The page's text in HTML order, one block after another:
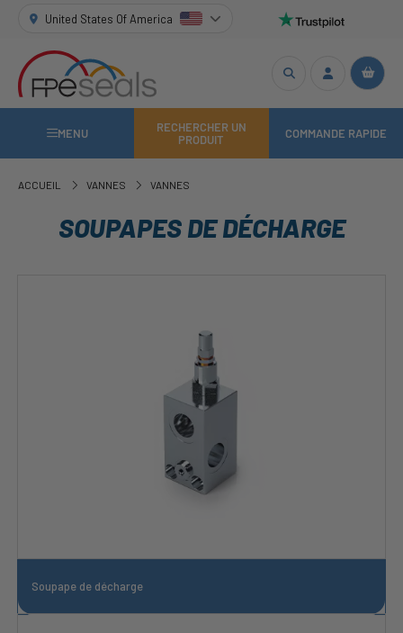
United States Of America
MENU
RECHERCHER UN
PRODUIT
COMMANDE RAPIDE
ACCUEIL VANNES VANNES
SOUPAPES DE DÉCHARGE
Soupape de décharge